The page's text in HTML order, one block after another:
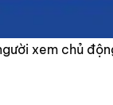
xem chủ